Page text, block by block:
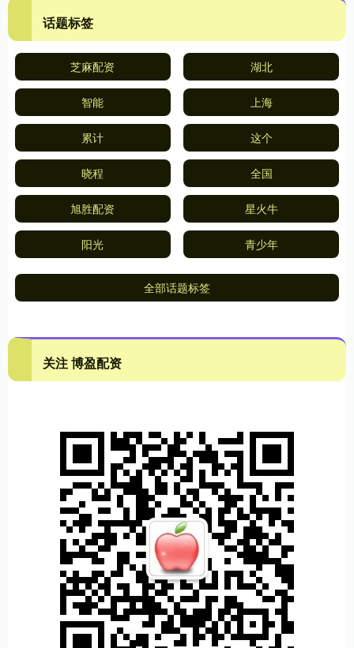
话题标签
芝麻配资 湖北
智能 上海
累计 这个
晓程 全国
旭胜配资 星火牛
阳光 青少年
全部话题标签
关注 博盈配资